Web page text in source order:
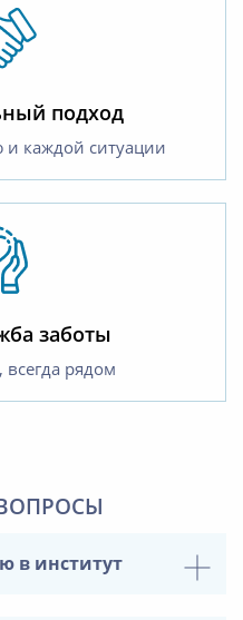
подход
каждой ситуации
заботы
всегда рядом
в институт